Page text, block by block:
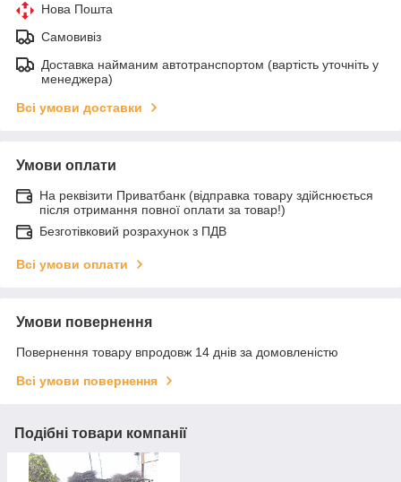
Нова Пошта
Самовивіз
Доставка найманим автотранспортом (вартість уточніть у
менеджера)
Всі умови доставки
Умови оплати
На реквізити Приватбанк (відправка товару здійснюється
після отримання повної оплати за товар!)
Безготівковий розрахунок з ПДВ
Всі умови оплати
Умови повернення
Повернення товару впродовж 14 днів за домовленістю
Всі умови повернення
Подібні товари компанії